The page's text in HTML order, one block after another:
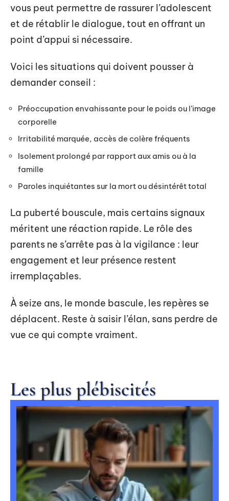
vous peut permettre de rassurer l’adolescent
et de rétablir le dialogue, tout en offrant un
point d’appui si nécessaire.
Voici les situations qui doivent pousser à
demander conseil :
Préoccupation envahissante pour le poids ou l’image
corporelle
Irritabilité marquée, accès de colère fréquents
Isolement prolongé par rapport aux amis ou à la
famille
Paroles inquiétantes sur la mort ou désintérêt total
La puberté bouscule, mais certains signaux
méritent une réaction rapide. Le rôle des
parents ne s’arrête pas à la vigilance : leur
engagement et leur présence restent
irremplaçables.
À seize ans, le monde bascule, les repères se
déplacent. Reste à saisir l’élan, sans perdre de
vue ce qui compte vraiment.
Les plus plébiscités